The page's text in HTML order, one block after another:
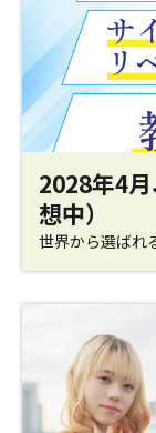
2028年4
想中）
世界から選ばれ